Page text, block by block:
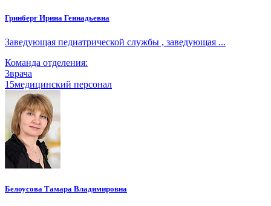
Гринберг Ирина Геннадьевна
Заведующая педиатрической службы , заведующая ...
Команда отделения:
3врача
15медицинский персонал
Белоусова Тамара Владимировна